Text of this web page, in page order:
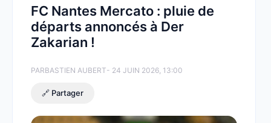
FC Nantes Mercato : pluie de
départs annoncés à Der
Zakarian !
PARBASTIEN AUBERT- 24 JUIN 2026, 13:00
🔗 Partager